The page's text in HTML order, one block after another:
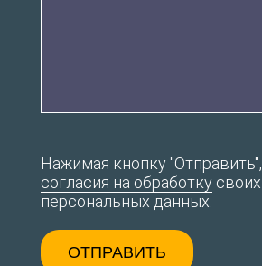
Нажимая кнопку
согласия на обработкусвоих
персональных данных.